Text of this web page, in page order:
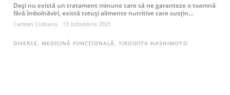
Deși nu există un tratament minune care să ne garanteze o toamnă
fără îmbolnăviri, există totuși alimente nutritive care susțin…
Carmen Ciobanu 13 octombrie 2021
DIVERSE MEDICINĂ FUNCȚIONALĂ ,TIROIDITA HASHIMOTO